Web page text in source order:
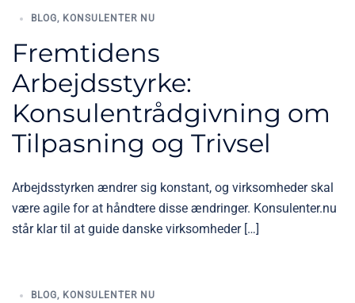
BLOG, KONSULENTER NU
Fremtidens
Arbejdsstyrke:
Konsulentrådgivning om
Tilpasning og Trivsel
Arbejdsstyrken ændrer sig konstant, og virksomheder skal
være agile for at håndtere disse ændringer. Konsulenter.nu
står klar til at guide danske virksomheder […]
BLOG, KONSULENTER NU